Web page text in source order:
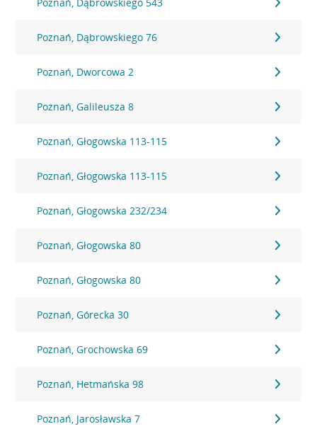
Poznań, Dąbrowskiego 76
Poznań, Dworcowa 2
Poznań, Galileusza 8
Poznań, Głogowska 113-115
Poznań, Głogowska 113-115
Poznań, Głogowska 232/234
Poznań, Głogowska 80
Poznań, Głogowska 80
Poznań, Górecka 30
Poznań, Grochowska 69
Poznań, Hetmańska 98
Poznań, Jarosławska 7